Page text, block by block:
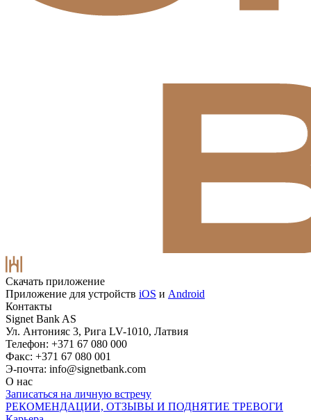
Скачать приложение
Приложение для устройств iOS и Android
Контакты
Signet Bank AS
Ул. Антонияс 3, Рига LV-1010, Латвия
Телефон: +371 67 080 000
Факс: +371 67 080 001
Э-почта: info@signetbank.com
О нас
Записаться на личную встречу
РЕКОМЕНДАЦИИ, ОТЗЫВЫ И ПОДНЯТИЕ ТРЕВОГИ